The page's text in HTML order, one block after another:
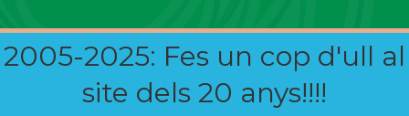
2005-2025: Fes un cop d'ull al
site dels 20 anys!!!!